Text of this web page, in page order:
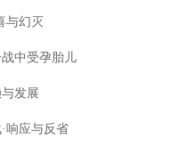
与幻灭
中受孕胎儿
发展
响应与反省